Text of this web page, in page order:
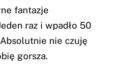
fantazje
raz i wpadło 50
nie czuję
gorsza.